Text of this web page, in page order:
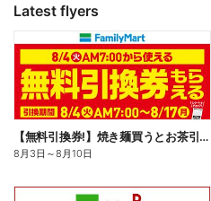
Latest flyers
【無料引換券!】焼き麺買うとお茶引換券貰える!
8月3日 ～8月10日